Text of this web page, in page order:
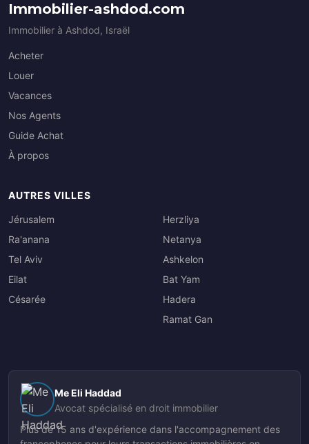
Immobilier-ashdod.com
Immobilier à Ashdod, Israël
Acheter
Louer
Vacances
Nos Agents
Guide Achat
À propos
AUTRES VILLES
Jérusalem
Ra'anana
Tel Aviv
Eilat
Césarée
Herzliya
Netanya
Ashkelon
Bat Yam
Hadera
Ramat Gan
Me Eli Haddad
Avocat spécialisé en droit immobilier
Plus de 15 ans d'expérience dans l'accompagnement des